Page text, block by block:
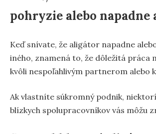
pohryzie alebo napadne
Keď snívate, že aligátor napadne
iného, znamená to, že dôležitá práca
kvôli nespoľahlivým partnerom alebo
Ak vlastníte súkromný podnik,
blízkych spolupracovníkov vás môžu